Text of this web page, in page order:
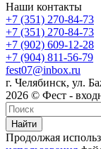
Наши контакты
+7 (351) 270-84-73
+7 (351) 270-84-73
+7 (902) 609-12-28
+7 (904) 811-56-79
fest07@inbox.ru
г. Челябинск, ул.
2026 © Фест -
Найти
Продолжая